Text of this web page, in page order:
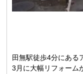
田無駅徒歩4分にある
3月に大幅リフォーム